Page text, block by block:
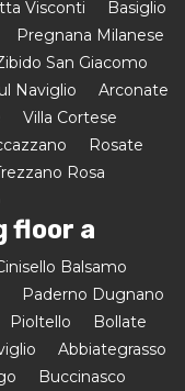
Visconti
Basiglio
Pregnana Milanese
San Giacomo
Naviglio
Arconate
Villa Cortese
Rosate
Rosa
floor a
Balsamo
Paderno Dugnano
Pioltello
Bollate
Abbiategrasso
Buccinasco